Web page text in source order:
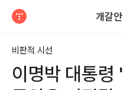
개갈
비판적 시선
이명박 대통령